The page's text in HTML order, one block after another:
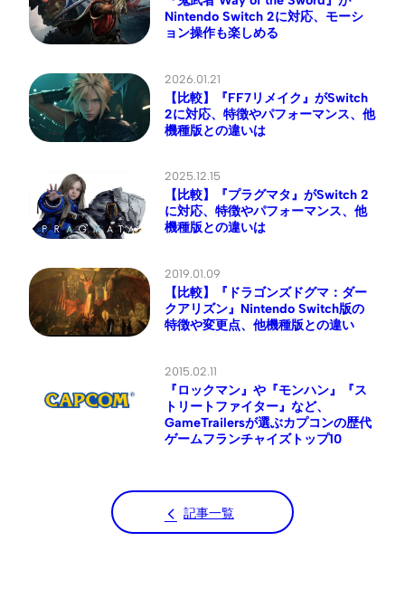
Nintendo Switch 2に対応、モーシ
ョン操作も楽しめる
2026.01.21
【比較】『FF7リメイク』がSwitch
2に対応、特徴やパフォーマンス、他
機種版との違いは
2025.12.15
【比較】『プラグマタ』がSwitch 2
に対応、特徴やパフォーマンス、他
機種版との違いは
2019.01.09
【比較】『ドラゴンズドグマ：ダー
クアリズン』Nintendo Switch版の
特徴や変更点、他機種版との違い
2015.02.11
『ロックマン』や『モンハン』『ス
トリートファイター』など、
GameTrailersが選ぶカプコンの歴代
ゲームフランチャイズトップ10
記事一覧